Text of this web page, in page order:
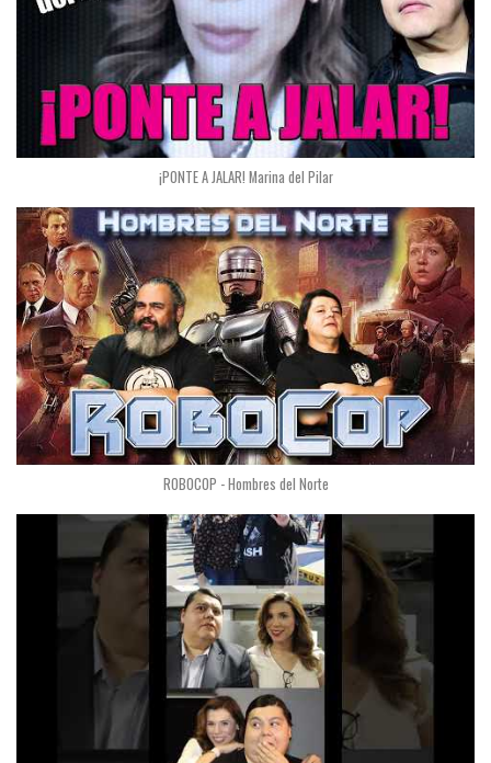
¡PONTE A JALAR! Marina del Pilar
ROBOCOP - Hombres del Norte